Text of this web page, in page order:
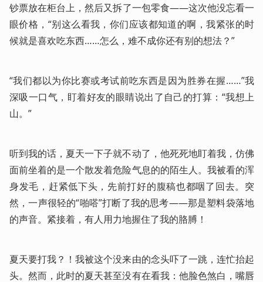
钞票放在柜台上，然后又拆了一包零食——这次他没忘看一
眼价格，“别这么看我，你们应该都知道的啊，我紧张的时
候就是喜欢吃东西……怎么，难不成你还有别的想法？”
“我们都以为你比赛或考试前吃东西是因为胜券在握……”我
深吸一口气，盯着好友的眼睛说出了自己的打算：“我想上
山。”
听到我的话，夏天一下子就不动了，他死死地盯着我，仿佛
面前坐着的是一个散发着危险气息的的陌生人。我被看的浑
身发毛，赶紧低下头，先前打好的腹稿也都咽了回去。突
然，一声很轻的“啪嗒”打断了我的思考——那是塑料袋落地
的声音。紧接着，有人用力地握住了我的胳膊！
夏天要打我？！我被这个没来由的念头吓了一跳，连忙抬起
头。然而，此时的夏天甚至没有在看我：他脸色煞白，嘴唇